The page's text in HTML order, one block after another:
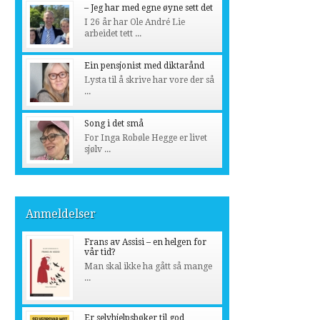
– Jeg har med egne øyne sett det
I 26 år har Ole André Lie
arbeidet tett ...
Ein pensjonist med diktarånd
Lysta til å skrive har vore der så
...
Song i det små
For Inga Robøle Hegge er livet
sjølv ...
Anmeldelser
Frans av Assisi – en helgen for
vår tid?
Man skal ikke ha gått så mange
...
Er selvhjelpsbøker til god